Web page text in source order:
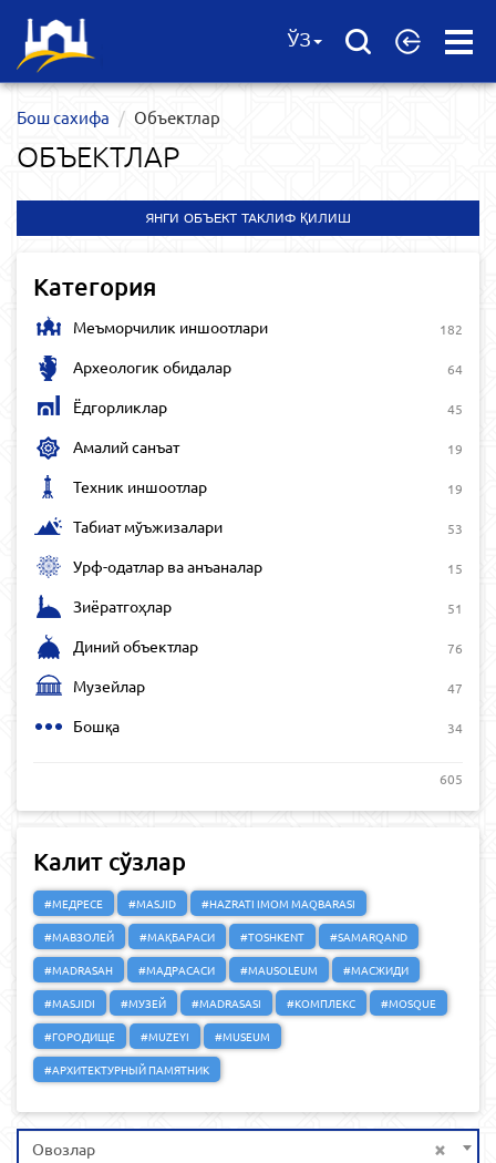
Open
ЎЗ
Бош сахифа Объектлар
ОБЪЕКТЛАР
ЯНГИ ОБЪЕКТ ТАКЛИФ ҚИЛИШ
Категория
Меъморчилик иншоотлари 182
Археологик обидалар 64
Ёдгорликлар 45
Амалий санъат 19
Техник иншоотлар 19
Табиат мўъжизалари 53
Урф-одатлар ва анъаналар 15
Зиёратгоҳлар 51
Диний объектлар 76
Музейлар 47
Бошқа 34
605
Калит сўзлар
#МЕДРЕСЕ #MASJID
#HAZRATI IMOM MAQBARASI
#МАВЗОЛЕЙ
#МАҚБАРАСИ #TOSHKENT
#SAMARQAND
#MADRASAH
#МАДРАСАСИ #MAUSOLEUM
#МАСЖИДИ
#MASJIDI
#МУЗЕЙ #MADRASASI #КОМПЛЕКС
#MOSQUE
#ГОРОДИЩЕ
#MUZEYI
#MUSEUM
#АРХИТЕКТУРНЫЙ ПАМЯТНИК
×
Овозлар